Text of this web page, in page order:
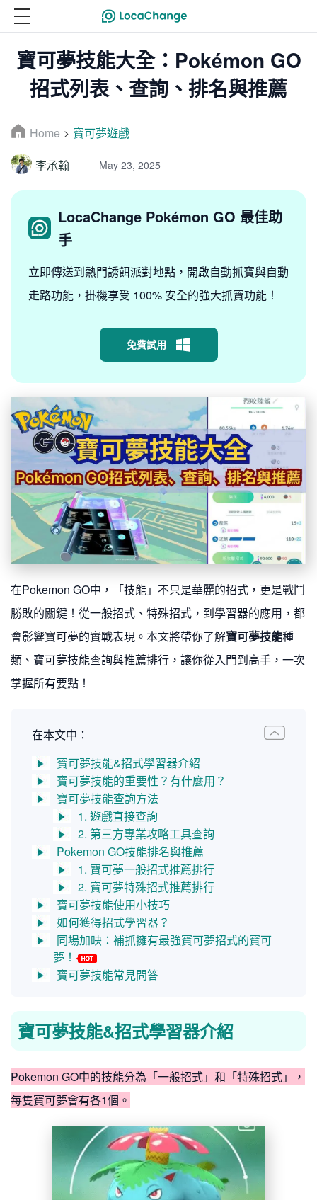
寶可夢技能大全：Pokémon GO
招式列表、查詢、排名與推薦
Home > 寶可夢遊戲
李承翰 May 23, 2025
LocaChange Pokémon GO 最佳助
手
立即傳送到熱門誘餌派對地點，開啟自動抓寶與自動
走路功能，掛機享受 100% 安全的強大抓寶功能！
免費試用
在Pokemon GO中，「技能」不只是華麗的招式，更是戰鬥
勝敗的關鍵！從一般招式、特殊招式，到學習器的應用，都
會影響寶可夢的實戰表現。本文將帶你了解寶可夢技能種
類、寶可夢技能查詢與推薦排行，讓你從入門到高手，一次
掌握所有要點！
在本文中：
寶可夢技能&招式學習器介紹
寶可夢技能的重要性？有什麼用？
寶可夢技能查詢方法
1. 遊戲直接查詢
2. 第三方專業攻略工具查詢
Pokemon GO技能排名與推薦
1. 寶可夢一般招式推薦排行
2. 寶可夢特殊招式推薦排行
寶可夢技能使用小技巧
如何獲得招式學習器？
同場加映：補抓擁有最強寶可夢招式的寶可
夢！
寶可夢技能常見問答
寶可夢技能&招式學習器介紹
Pokemon GO中的技能分為「一般招式」和「特殊招式」，
每隻寶可夢會有各1個。